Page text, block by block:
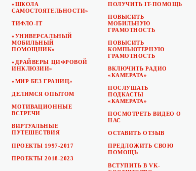
«ШКОЛА
САМОСТОЯТЕЛЬНОСТИ»
ТИФЛО-IT
«УНИВЕРСАЛЬНЫЙ
МОБИЛЬНЫЙ
ПОМОЩНИК»
«ДРАЙВЕРЫ ЦИФРОВОЙ
ИНКЛЮЗИИ»
«МИР БЕЗ ГРАНИЦ»
ДЕЛИМСЯ ОПЫТОМ
МОТИВАЦИОННЫЕ
ВСТРЕЧИ
ВИРТУАЛЬНЫЕ
ПУТЕШЕСТВИЯ
ПРОЕКТЫ 1997-2017
ПРОЕКТЫ 2018-2023
ПОЛУЧИТЬ IT-ПОМОЩЬ
ПОВЫСИТЬ
МОБИЛЬНУЮ
ГРАМОТНОСТЬ
ПОВЫСИТЬ
КОМПЬЮТЕРНУЮ
ГРАМОТНОСТЬ
ВКЛЮЧИТЬ РАДИО
«КАМЕРАТА»
ПОСЛУШАТЬ
ПОДКАСТЫ
«КАМЕРАТА»
ПОСМОТРЕТЬ ВИДЕО О
НАС
ОСТАВИТЬ ОТЗЫВ
ПРЕДЛОЖИТЬ СВОЮ
ПОМОЩЬ
ВСТУПИТЬ В VK-